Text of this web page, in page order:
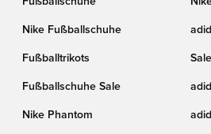
Nike Fußballschuhe
Fußballtrikots Sale
Fußballschuhe Sale
Nike Phantom